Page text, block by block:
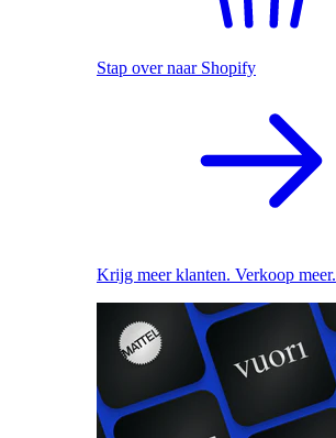
Stap over naar Shopify
Krijg meer klanten. Verkoop meer.